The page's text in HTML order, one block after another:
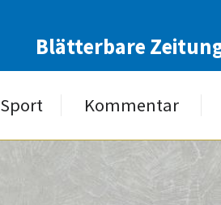
Blätterbare
Sport Kommentar